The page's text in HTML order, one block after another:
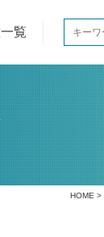
覧
HOME >